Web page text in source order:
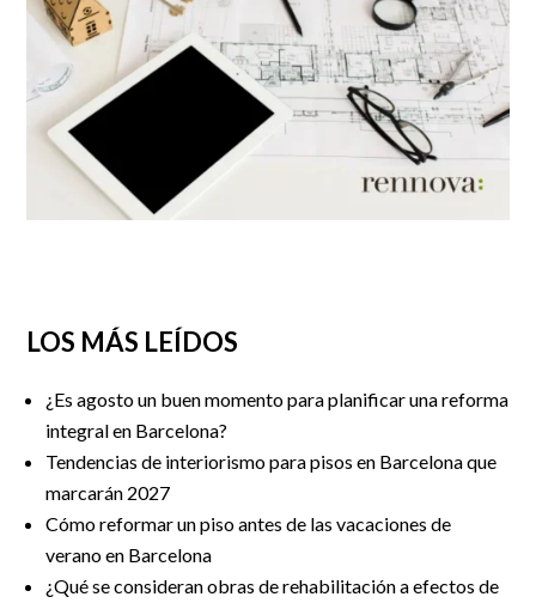
LOS MÁS LEÍDOS
¿Es agosto un buen momento para planificar una reforma
integral en Barcelona?
Tendencias de interiorismo para pisos en Barcelona que
marcarán 2027
Cómo reformar un piso antes de las vacaciones de
verano en Barcelona
¿Qué se consideran obras de rehabilitación a efectos de